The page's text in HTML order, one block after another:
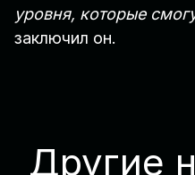
уровня, которые
заключил он.
Другие